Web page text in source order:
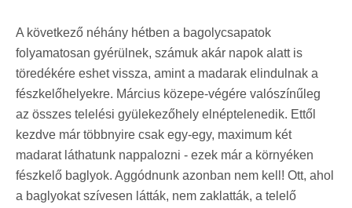
A következő néhány hétben a bagolycsapatok
folyamatosan gyérülnek, számuk akár napok alatt is
töredékére eshet vissza, amint a madarak elindulnak a
fészkelőhelyekre. Március közepe-végére valószínűleg
az összes telelési gyülekezőhely elnéptelenedik. Ettől
kezdve már többnyire csak egy-egy, maximum két
madarat láthatunk nappalozni - ezek már a környéken
fészkelő baglyok. Aggódnunk azonban nem kell! Ott, ahol
a baglyokat szívesen látták, nem zaklatták, a telelő